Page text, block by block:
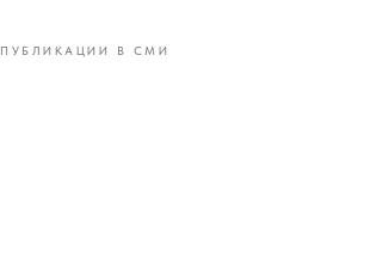
ПУБЛИКАЦИИ В СМИ